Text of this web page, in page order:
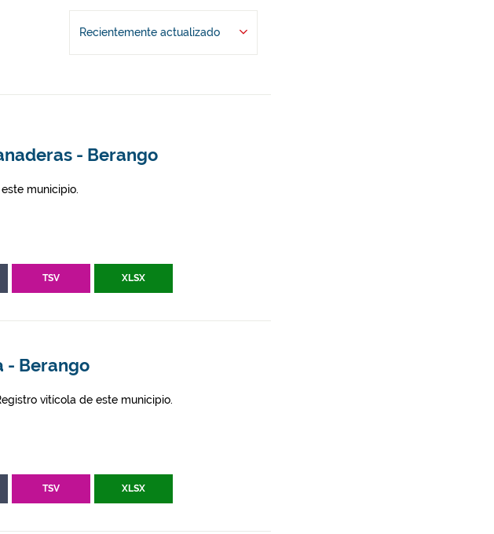
Recientemente actualizado
- Berango
municipio.
TSV XLSX
- Berango
vitícola de este municipio.
TSV XLSX